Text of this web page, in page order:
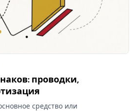
проводки,
средство или